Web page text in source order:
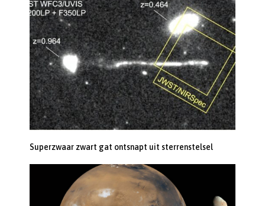
Superzwaar zwart gat ontsnapt uit sterrenstelsel